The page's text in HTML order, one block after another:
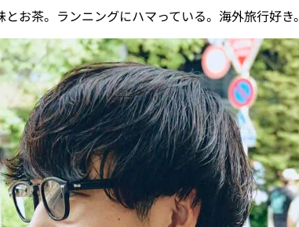
お茶。ランニングにハマっている。海外旅行好き。